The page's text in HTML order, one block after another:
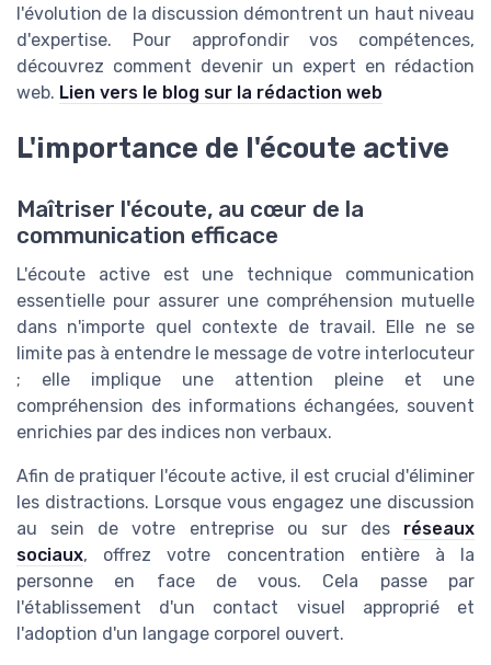
l'évolution de la discussion démontrent un haut niveau
d'expertise. Pour approfondir vos compétences,
découvrez comment devenir un expert en rédaction
web. Lien vers le blog sur la rédaction web
L'importance de l'écoute active
Maîtriser l'écoute, au cœur de la
communication efficace
L'écoute active est une technique communication
essentielle pour assurer une compréhension mutuelle
dans n'importe quel contexte de travail. Elle ne se
limite pas à entendre le message de votre interlocuteur
; elle implique une attention pleine et une
compréhension des informations échangées, souvent
enrichies par des indices non verbaux.
Afin de pratiquer l'écoute active, il est crucial d'éliminer
les distractions. Lorsque vous engagez une discussion
au sein de votre entreprise ou sur des réseaux
sociaux, offrez votre concentration entière à la
personne en face de vous. Cela passe par
l'établissement d'un contact visuel approprié et
l'adoption d'un langage corporel ouvert.